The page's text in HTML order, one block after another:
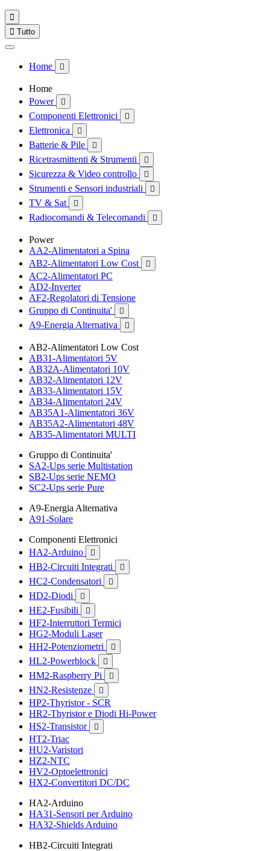

 Tutto
Home 
Home
Power

Componenti Elettronici 
Elettronica 
Batterie & Pile 
Ricetrasmittenti & Strumenti 
Sicurezza & Video controllo 
Strumenti e Sensori industriali 
TV & Sat 
Radiocomandi & Telecomandi 
Power
AA2-Alimentatori a Spina
AB2-Alimentatori Low Cost

AC2-Alimentatori PC
AD2-Inverter
AF2-Regolatori di Tensione
Gruppo di Continuita'

A9-Energia Alternativa 
AB2-Alimentatori Low Cost
AB31-Alimentatori 5V
AB32A-Alimentatori 10V
AB32-Alimentatori 12V
AB33-Alimentatori 15V
AB34-Alimentatori 24V
AB35A1-Alimentatori 36V
AB35A2-Alimentatori 48V
AB35-Alimentatori MULTI
Gruppo di Continuita'
SA2-Ups serie Multistation
SB2-Ups serie NEMO
SC2-Ups serie Pure
A9-Energia Alternativa
A91-Solare
Componenti Elettronici
HA2-Arduino

HB2-Circuiti Integrati 
HC2-Condensatori 
HD2-Diodi 
HE2-Fusibili 
HF2-Interruttori Termici
HG2-Moduli Laser
HH2-Potenziometri

HL2-Powerblock 
HM2-Raspberry Pi 
HN2-Resistenze 
HP2-Thyristor - SCR
HR2-Thyristor e Diodi Hi-Power
HS2-Transistor

HT2-Triac
HU2-Varistori
HZ2-NTC
HV2-Optoelettronici
HX2-Convertitori DC/DC
HA2-Arduino
HA31-Sensori per Arduino
HA32-Shields Arduino
HB2-Circuiti Integrati